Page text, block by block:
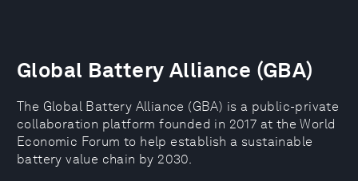
Global Battery Alliance (GBA)
The Global Battery Alliance (GBA) is a public-private
collaboration platform founded in 2017 at the World
Economic Forum to help establish a sustainable
battery value chain by 2030.